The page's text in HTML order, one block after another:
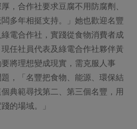
，合作社要求豆腐不用防腐劑、
多年相挺支持。」她也歡迎名豐
電合作社，實踐從食物消費者成
任社員代表及綠電合作社夥伴黃
將理想變成現實，需克服人事
，「名豐把食物、能源、環保結
典範尋找第二、第三個名豐，用
的場域。」